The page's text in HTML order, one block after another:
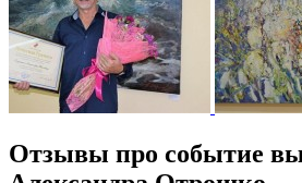
Отзывы про событие